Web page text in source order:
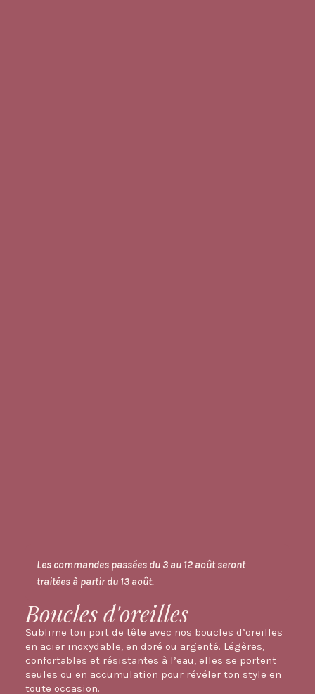
Boucles d'oreilles
Sublime ton port de tête avec nos boucles d’oreilles
en acier inoxydable, en doré ou argenté. Légères,
confortables et résistantes à l’eau, elles se portent
seules ou en accumulation pour révéler ton style en
toute occasion.
Les commandes passées du 3 au 12 août seront
traitées à partir du 13 août.